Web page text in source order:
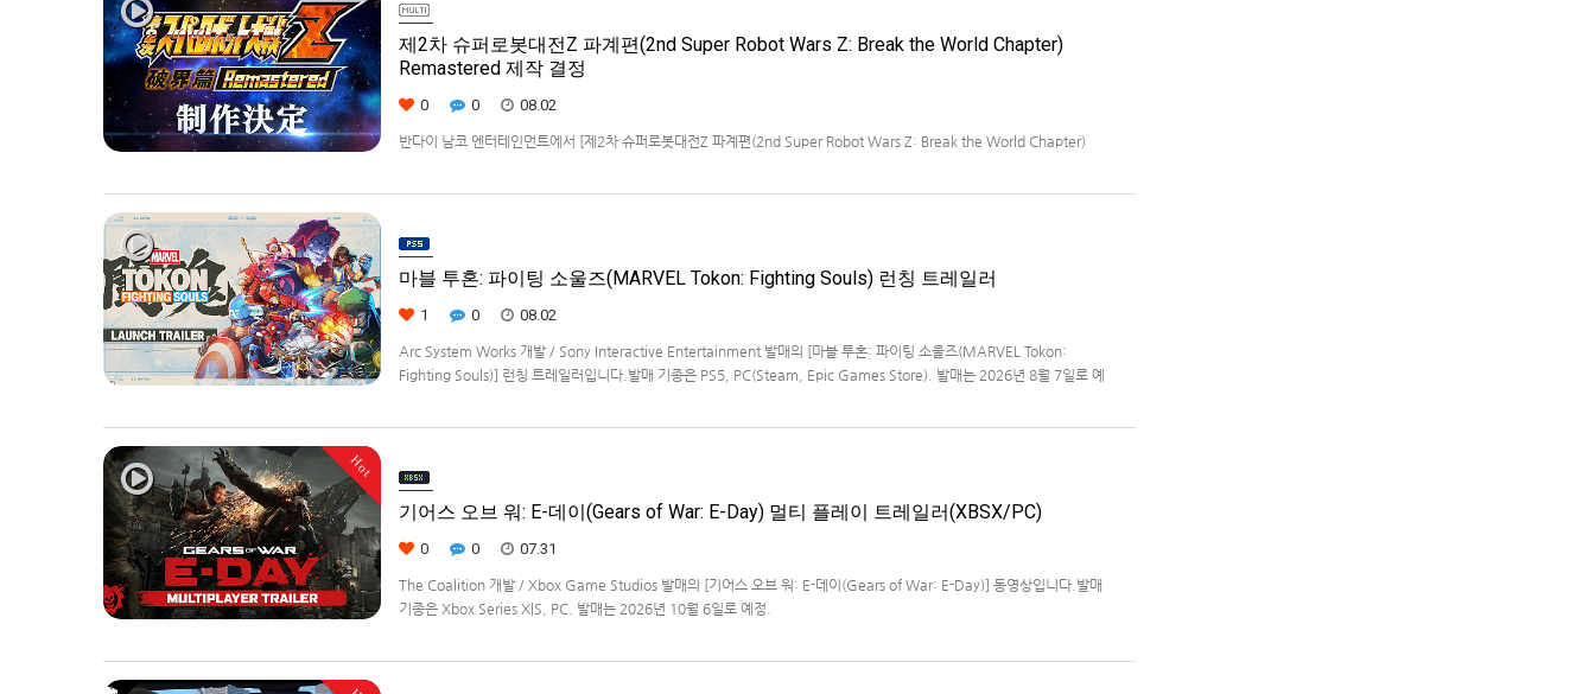
제2차 슈퍼로봇대전Z 파계편(2nd Super Robot Wars Z: Break the World Chapter)
Remastered 제작 결정
0 0 08.02
반다이 남코 엔터테인먼트에서 [제2차 슈퍼로봇대전Z 파계편(2nd Super Robot Wars Z: Break the World Chapter)
마블 투혼: 파이팅 소울즈(MARVEL Tokon: Fighting Souls) 런칭 트레일러
1 0 08.02
Arc System Works 개발 / Sony Interactive Entertainment 발매의 [마블 투혼: 파이팅 소울즈(MARVEL Tokon:
Fighting Souls)] 런칭 트레일러입니다.발매 기종은 PS5, PC(Steam, Epic Games Store). 발매는 2026년 8월 7일로 예
Hot
기어스 오브 워: E-데이(Gears of War: E-Day) 멀티 플레이 트레일러(XBSX/PC)
0 0 07.31
The Coalition 개발 / Xbox Game Studios 발매의 [기어스 오브 워: E-데이(Gears of War: E-Day)] 동영상입니다.발매
기종은 Xbox Series X|S, PC. 발매는 2026년 10월 6일로 예정.